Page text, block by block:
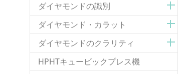
ダイヤモンドの識別
ダイヤモンド・カラット
ダイヤモンドのクラリティ
HPHTキュービックプレス機